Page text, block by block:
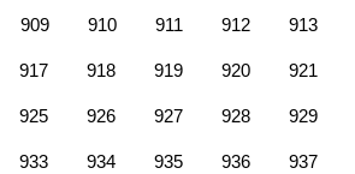
909 910 911 912 913
917 918 919 920 921
925 926 927 928 929
933 934 935 936 937